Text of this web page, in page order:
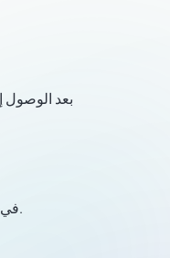
بعد الوصول
في قائمة الإعدادات، قم بزيارة الأتمتة.